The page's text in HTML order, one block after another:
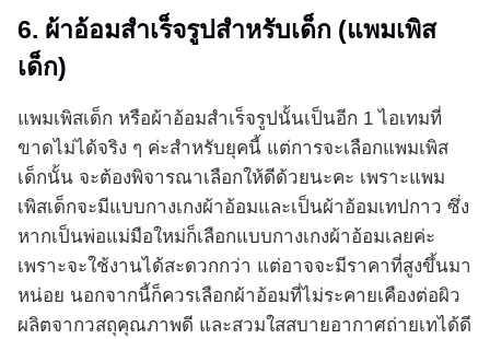
6. ผ้าอ้อมสำเร็จรูปสำหรับเด็ก (แพมเพิส
เด็ก)
แพมเพิสเด็ก หรือผ้าอ้อมสำเร็จรูปนั้นเป็นอีก 1 ไอเทมที่
ขาดไม่ได้จริง ๆ ค่ะสำหรับยุคนี้ แต่การจะเลือกแพมเพิส
เด็กนั้น จะต้องพิจารณาเลือกให้ดีด้วยนะคะ เพราะแพม
เพิสเด็กจะมีแบบกางเกงผ้าอ้อมและเป็นผ้าอ้อมเทปกาว ซึ่ง
หากเป็นพ่อแม่มือใหม่ก็เลือกแบบกางเกงผ้าอ้อมเลยค่ะ
เพราะจะใช้งานได้สะดวกกว่า แต่อาจจะมีราคาที่สูงขึ้นมา
หน่อย นอกจากนี้ก็ควรเลือกผ้าอ้อมที่ไม่ระคายเคืองต่อผิว
ผลิตจากวสถุคุณภาพดี และสวมใสสบายอากาศถ่ายเทได้ดี